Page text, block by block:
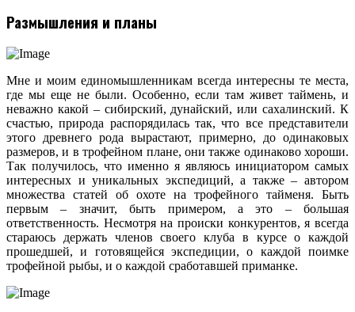
Размышления и планы
Мне и моим единомышленникам всегда интересны те места,
где мы еще не были. Особенно, если там живет таймень, и
неважно какой – сибирский, дунайский, или сахалинский. К
счастью, природа распорядилась так, что все представители
этого древнего рода вырастают, примерно, до одинаковых
размеров, и в трофейном плане, они также одинаково хороши.
Так получилось, что именно я являюсь инициатором самых
интересных и уникальных экспедиций, а также – автором
множества статей об охоте на трофейного тайменя. Быть
первым – значит, быть примером, а это – большая
ответственность. Несмотря на происки конкурентов, я всегда
стараюсь держать членов своего клуба в курсе о каждой
прошедшей, и готовящейся экспедиции, о каждой поимке
трофейной рыбы, и о каждой сработавшей приманке.